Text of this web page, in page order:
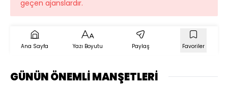
geçen ajanslardır.
Ana Sayfa Yazı Boyutu Paylaş Favoriler
GÜNÜN ÖNEMLİ MANŞETLERİ